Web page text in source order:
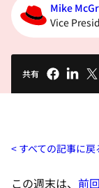
Mike
Vice
共有
すべての記事に戻
この週末は、 前